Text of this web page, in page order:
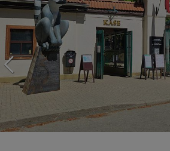
Iepatikās šis
Līdz brīnišķīgai atpūtai
PĒRKU